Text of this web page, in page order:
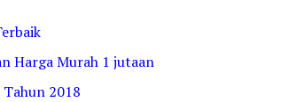
Harga Murah 1 jutaan
2018